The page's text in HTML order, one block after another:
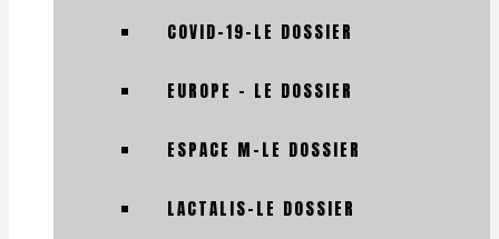
COVID-19-LE DOSSIER
EUROPE – LE DOSSIER
ESPACE M-LE DOSSIER
LACTALIS-LE DOSSIER